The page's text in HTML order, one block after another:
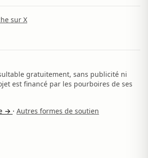
sur X
gratuitement, sans publicité ni
est financé par les pourboires de ses
→ · Autres formes de soutien